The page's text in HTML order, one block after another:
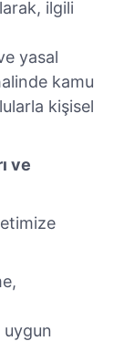
ilgili
yasal
kamu
kişisel
ve
uygun